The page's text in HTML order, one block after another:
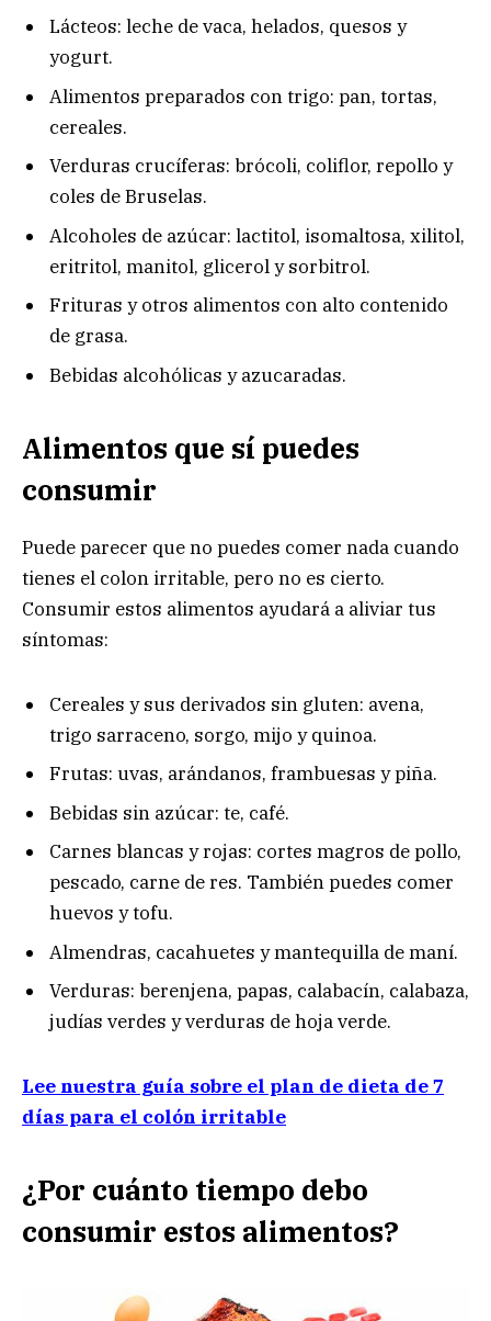
Lácteos: leche de vaca, helados, quesos y
yogurt.
Alimentos preparados con trigo: pan, tortas,
cereales.
Verduras crucíferas: brócoli, coliflor, repollo y
coles de Bruselas.
Alcoholes de azúcar: lactitol, isomaltosa, xilitol,
eritritol, manitol, glicerol y sorbitrol.
Frituras y otros alimentos con alto contenido
de grasa.
Bebidas alcohólicas y azucaradas.
Alimentos que sí puedes
consumir
Puede parecer que no puedes comer nada cuando
tienes el colon irritable, pero no es cierto.
Consumir estos alimentos ayudará a aliviar tus
síntomas:
Cereales y sus derivados sin gluten: avena,
trigo sarraceno, sorgo, mijo y quinoa.
Frutas: uvas, arándanos, frambuesas y piña.
Bebidas sin azúcar: te, café.
Carnes blancas y rojas: cortes magros de pollo,
pescado, carne de res. También puedes comer
huevos y tofu.
Almendras, cacahuetes y mantequilla de maní.
Verduras: berenjena, papas, calabacín, calabaza,
judías verdes y verduras de hoja verde.
Lee nuestra guía sobre el plan de dieta de 7
días para el colón irritable
¿Por cuánto tiempo debo
consumir estos alimentos?